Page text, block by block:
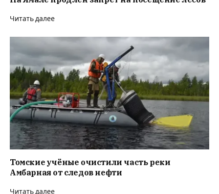
Читать далее
Томские учёные очистили часть реки
Амбарная от следов нефти
Читать далее